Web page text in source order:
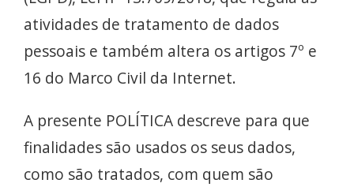
atividades de tratamento de dados
pessoais e também altera os artigos 7º e
16 do Marco Civil da Internet.
A presente POLÍTICA descreve para que
finalidades são usados os seus dados,
como são tratados, com quem são